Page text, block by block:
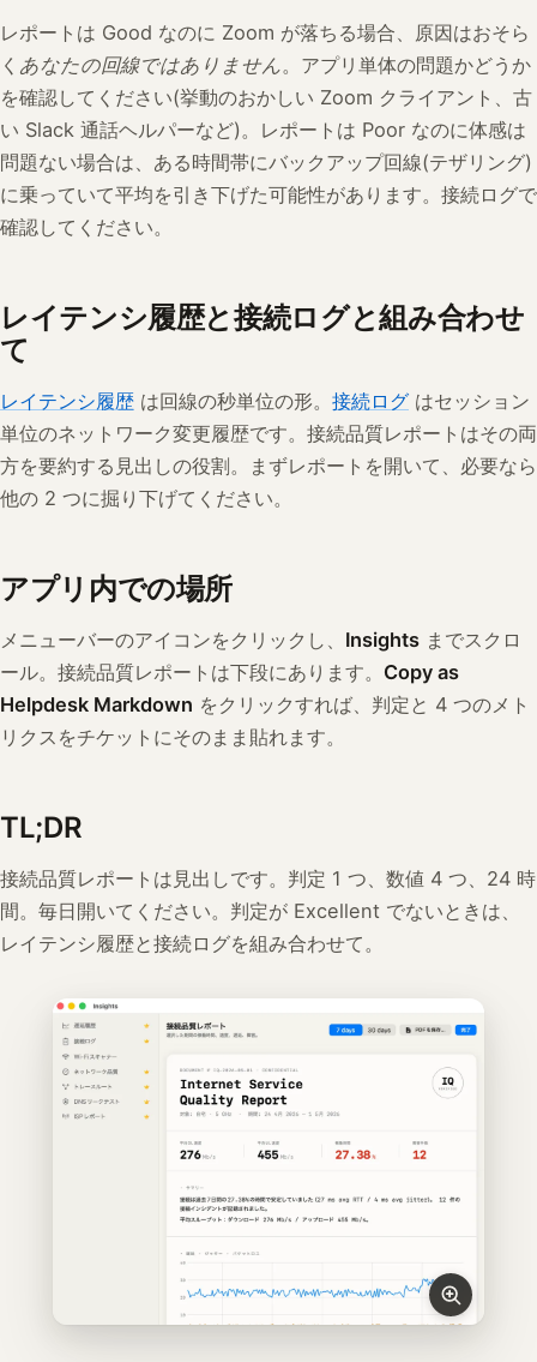
レポートは Good なのに Zoom が落ちる場合、原因はおそら
く あなたの回線ではありません。アプリ単体の問題かどうか
を確認してください(挙動のおかしい Zoom クライアント、古
い Slack 通話ヘルパーなど)。レポートは Poor なのに体感は
問題ない場合は、ある時間帯にバックアップ回線(テザリング)
に乗っていて平均を引き下げた可能性があります。接続ログで
確認してください。
レイテンシ履歴と接続ログと組み合わせ
て
レイテンシ履歴 は回線の秒単位の形。 接続ログ はセッション
単位のネットワーク変更履歴です。接続品質レポートはその両
方を要約する見出しの役割。まずレポートを開いて、必要なら
他の 2 つに掘り下げてください。
アプリ内での場所
メニューバーのアイコンをクリックし、 Insights までスクロ
ール。接続品質レポートは下段にあります。 Copy as
Helpdesk Markdown をクリックすれば、判定と 4 つのメト
リクスをチケットにそのまま貼れます。
TL;DR
接続品質レポートは見出しです。判定 1 つ、数値 4 つ、24 時
間。毎日開いてください。判定が Excellent でないときは、
レイテンシ履歴と接続ログを組み合わせて。